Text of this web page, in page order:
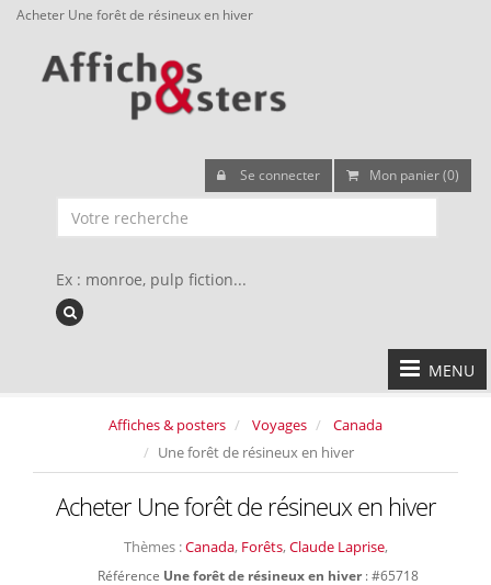
Acheter Une forêt de résineux en hiver
Se connecter Mon panier (0)
Ex : monroe, pulp fiction...
MENU
Affiches & posters Voyages
Canada
Une forêt de résineux en hiver
Acheter Une forêt de résineux en hiver
Thèmes :Canada, Forêts, Claude Laprise,
Référence Une forêt de résineux en hiver: #65718